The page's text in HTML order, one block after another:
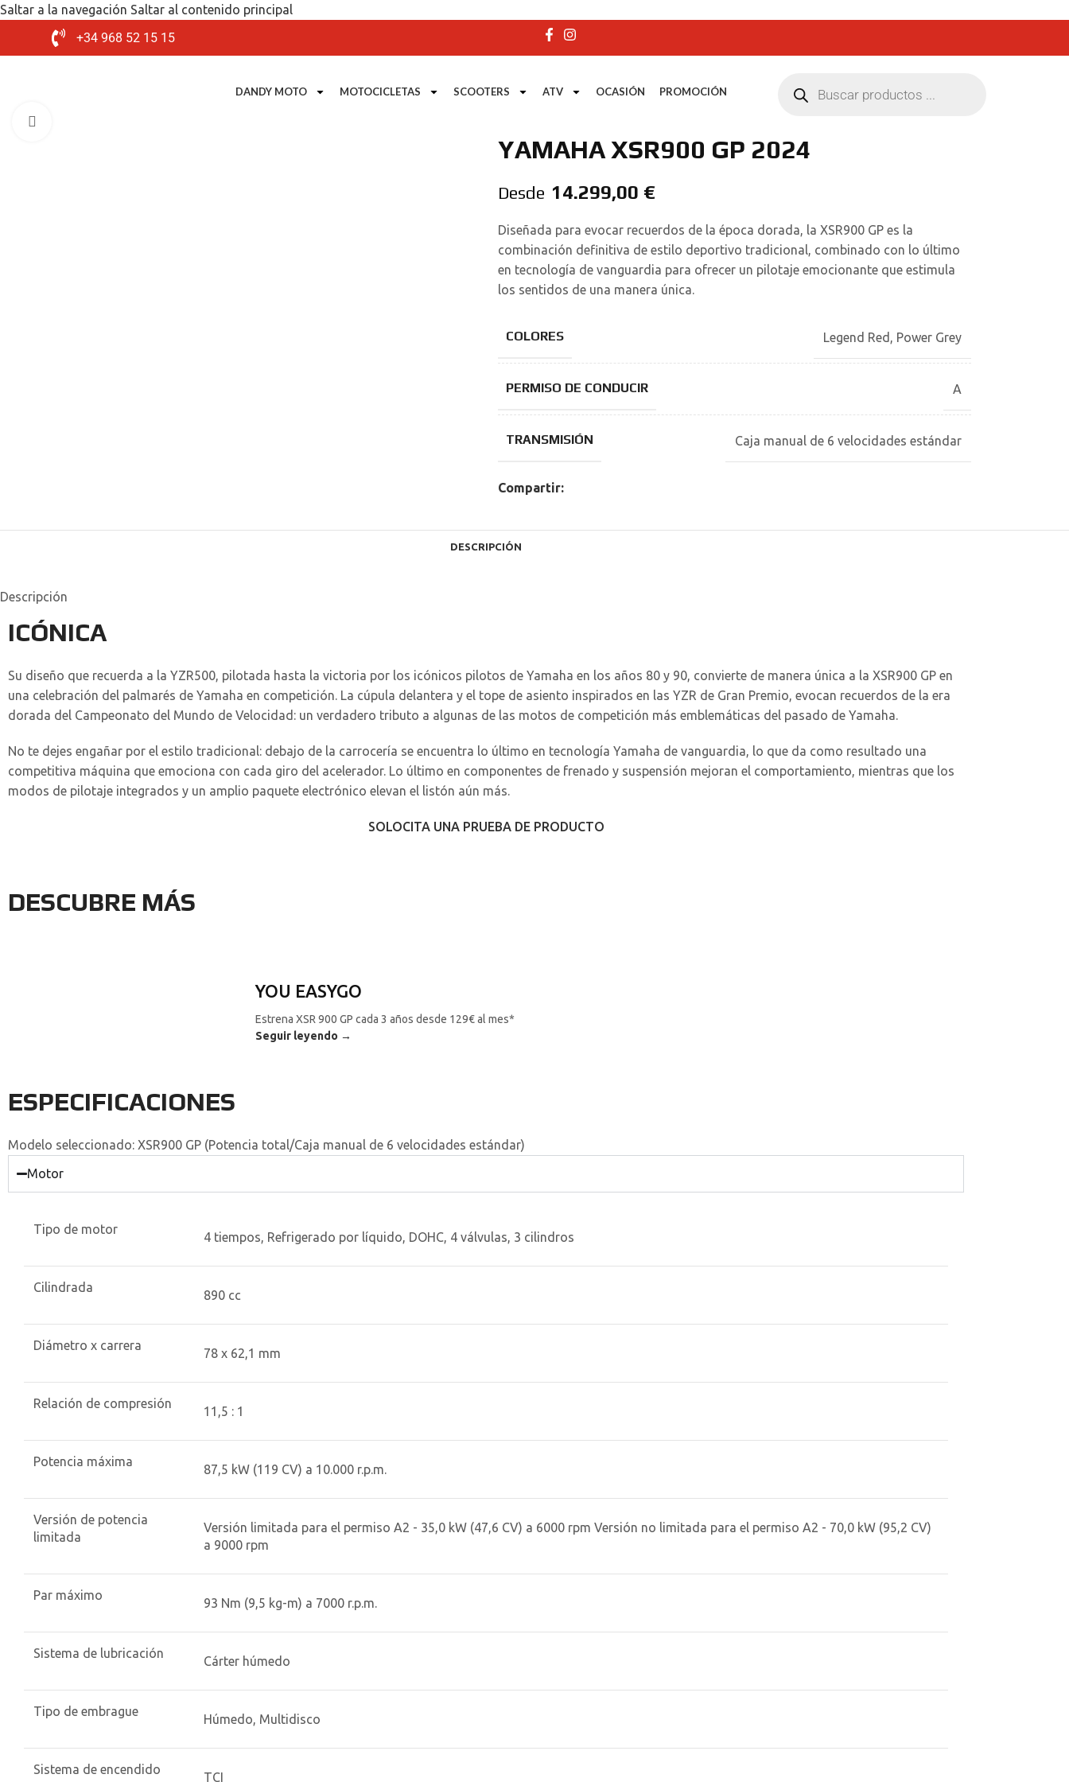
Saltar a la navegación Saltar al contenido principal
+34 968 52 15 15
DANDY MOTO MOTOCICLETAS SCOOTERS ATV OCASIÓN PROMOCIÓN
YAMAHA XSR900 GP 2024
Desde 14.299,00 €
Diseñada para evocar recuerdos de la época dorada, la XSR900 GP es la
combinación definitiva de estilo deportivo tradicional, combinado con lo último
en tecnología de vanguardia para ofrecer un pilotaje emocionante que estimula
los sentidos de una manera única.
COLORES Legend Red Power Grey
PERMISO DE CONDUCIR A
TRANSMISIÓN Caja manual de 6 velocidades estándar
Compartir:
DESCRIPCIÓN
Descripción
ICÓNICA
Su diseño que recuerda a la YZR500, pilotada hasta la victoria por los icónicos pilotos de Yamaha en los años 80 y 90, convierte de manera única a la XSR900 GP en
una celebración del palmarés de Yamaha en competición. La cúpula delantera y el tope de asiento inspirados en las YZR de Gran Premio, evocan recuerdos de la era
dorada del Campeonato del Mundo de Velocidad: un verdadero tributo a algunas de las motos de competición más emblemáticas del pasado de Yamaha.
No te dejes engañar por el estilo tradicional: debajo de la carrocería se encuentra lo último en tecnología Yamaha de vanguardia, lo que da como resultado una
competitiva máquina que emociona con cada giro del acelerador. Lo último en componentes de frenado y suspensión mejoran el comportamiento, mientras que los
modos de pilotaje integrados y un amplio paquete electrónico elevan el listón aún más.
SOLOCITA UNA PRUEBA DE PRODUCTO
DESCUBRE MÁS
YOU EASYGO
Estrena XSR 900 GP cada 3 años desde 129€ al mes*
Seguir leyendo →
ESPECIFICACIONES
Modelo seleccionado: XSR900 GP (Potencia total/Caja manual de 6 velocidades estándar)
Motor
Tipo de motor
4 tiempos, Refrigerado por líquido, DOHC, 4 válvulas, 3 cilindros
Cilindrada
890 cc
Diámetro x carrera
78 x 62,1 mm
Relación de compresión
11,5 : 1
Potencia máxima
87,5 kW (119 CV) a 10.000 r.p.m.
Versión de potencia
limitada
Versión limitada para el permiso A2 - 35,0 kW (47,6 CV) a 6000 rpm Versión no limitada para el permiso A2 - 70,0 kW (95,2 CV)
a 9000 rpm
Par máximo
93 Nm (9,5 kg-m) a 7000 r.p.m.
Sistema de lubricación
Cárter húmedo
Tipo de embrague
Húmedo, Multidisco
Sistema de encendido
TCI